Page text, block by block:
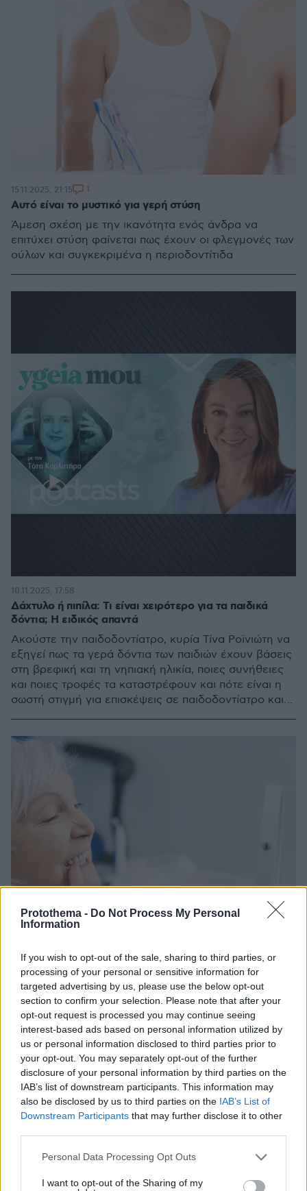
Protothema - Do Not Process My Personal
Information
If you wish to opt-out of the sale, sharing to third parties, or
processing of your personal or sensitive information for
targeted advertising by us, please use the below opt-out
section to confirm your selection. Please note that after your
opt-out request is processed you may continue seeing
interest-based ads based on personal information utilized by
us or personal information disclosed to third parties prior to
your opt-out. You may separately opt-out of the further
disclosure of your personal information by third parties on the
IAB’s list of downstream participants. This information may
also be disclosed by us to third parties on the IAB’s List of
Downstream Participants that may further disclose it to other
Please note that this website/app uses one or more Google
not limited to your visit or usage behaviour. You may click to
Personal Data Processing Opt Outs
I want to opt-out of the Sharing of my
Αυτό είναι το μυστικό για γερή στύση
Άμεση σχέση με την ικανότητα ενός άνδρα να
επιτύχει στύση φαίνεται πως έχουν οι φλεγμονές των
ούλων και συγκεκριμένα η περιοδοντίτιδα
15.11.2025, 21:15 1
Δάχτυλο ή πιπίλα: Τι είναι χειρότερο για τα παιδικά
δόντια; Η ειδικός απαντά
Ακούστε την παιδοδοντίατρο, κυρία Τίνα Ροϊνιώτη να
εξηγεί πως τα γερά δόντια των παιδιών έχουν βάσεις
στη βρεφική και τη νηπιακή ηλικία, ποιες συνήθειες
και ποιες τροφές τα καταστρέφουν και πότε είναι η
σωστή στιγμή για επισκέψεις σε παιδοδοντίατρο και
10.11.2025, 17:58
Χάνετε τα δόντια σας; Ποια είναι τα 3 σοβαρά νοσήματα
που απειλούν την υγεία σας
Οι ειδικοί υπογραμμίζουν ότι ο ρυθμός απώλειας
δοντιών μπορεί να χρησιμεύσει ως ένας απλός, αλλά
πολύ σημαντικός δείκτης υγείας, μαρτυρώντας όχι
03.11.2025, 16:51